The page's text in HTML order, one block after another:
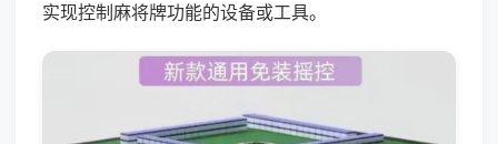
实现控制麻将牌功能的设备或工具。